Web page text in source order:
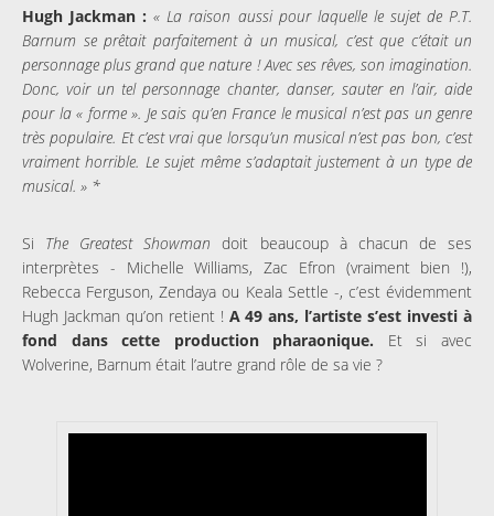
Hugh Jackman : « La raison aussi pour laquelle le sujet de P.T.
Barnum se prêtait parfaitement à un musical, c’est que c’était un
personnage plus grand que nature ! Avec ses rêves, son imagination.
Donc, voir un tel personnage chanter, danser, sauter en l’air, aide
pour la « forme ». Je sais qu’en France le musical n’est pas un genre
très populaire. Et c’est vrai que lorsqu’un musical n’est pas bon, c’est
vraiment horrible. Le sujet même s’adaptait justement à un type de
musical. » *
Si The Greatest Showman doit beaucoup à chacun de ses
interprètes - Michelle Williams, Zac Efron (vraiment bien !),
Rebecca Ferguson, Zendaya ou Keala Settle -, c’est évidemment
Hugh Jackman qu’on retient ! A 49 ans, l’artiste s’est investi à
fond dans cette production pharaonique. Et si avec
Wolverine, Barnum était l’autre grand rôle de sa vie ?